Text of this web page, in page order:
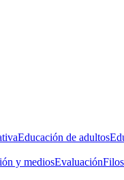
Educación de adultos
y mediosEvaluación